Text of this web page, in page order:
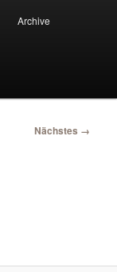
Archive
Nächstes →